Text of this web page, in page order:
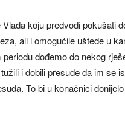
koju predvodi pokušati
ali i omogućile uštede u
dođemo do nekog
i dobili presude da im se
To bi u konačnici